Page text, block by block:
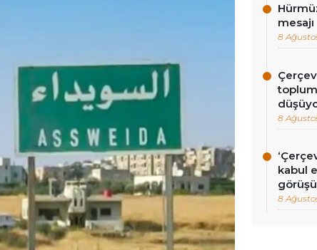
mesajı
8
8
kabul
8